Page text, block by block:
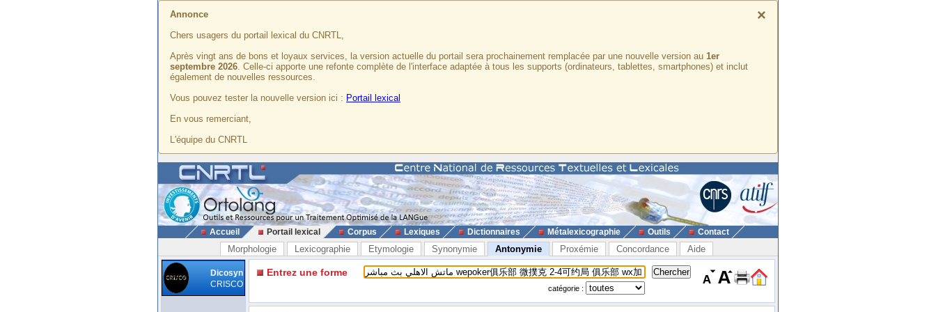
×
Annonce
Chers usagers du portail lexical du CNRTL,
Après vingt ans de bons et loyaux services, la version actuelle du portail sera prochainement remplacée par une nouvelle version au 1er
septembre 2026. Celle-ci apporte une refonte complète de l'interface adaptée à tous les supports (ordinateurs, tablettes, smartphones) et inclut
également de nouvelles ressources.
Vous pouvez tester la nouvelle version ici : Portail lexical
En vous remerciant,
L'équipe du CNRTL
Accueil Portail lexical Corpus Lexiques Dictionnaires Métalexicographie Outils Contact
Morphologie Lexicographie Etymologie Synonymie Antonymie Proxémie Concordance Aide
Dicosyn
CRISCO
Entrez une forme
catégorie :